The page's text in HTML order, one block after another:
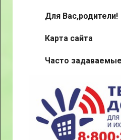
Для Вас,родители!
Карта сайта
Часто